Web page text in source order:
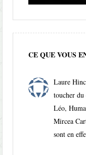
CE QUE VOUS
Laure
toucher
Léo,
Mircea
sont en